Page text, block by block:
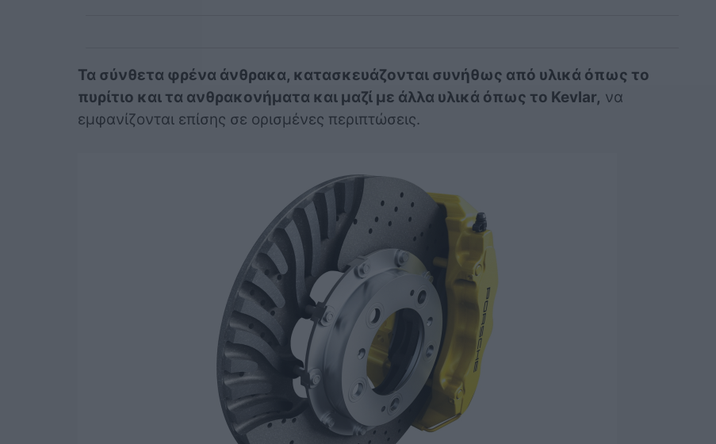
Τα σύνθετα φρένα άνθρακα, κατασκευάζονται συνήθως από υλικά όπως το
πυρίτιο και τα ανθρακονήματα και μαζί με άλλα υλικά όπως το Kevlar, να
εμφανίζονται επίσης σε ορισμένες περιπτώσεις.